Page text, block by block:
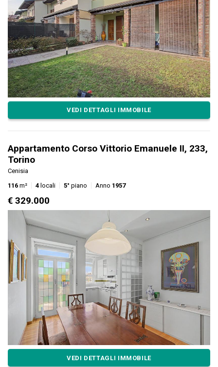
VEDI DETTAGLI IMMOBILE
Appartamento Corso Vittorio Emanuele II, 233,
Torino
Cenisia
116 m² 4 locali 5° piano Anno 1957
€ 329.000
VEDI DETTAGLI IMMOBILE